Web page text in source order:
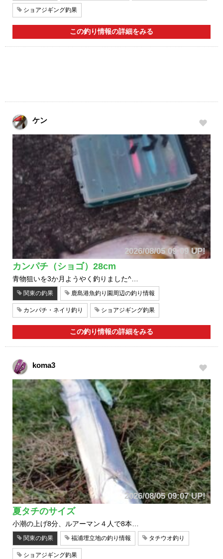
ショアジギング釣果
この釣り情報の詳細をみる
ケン
2026/08/05 09:09 UP!
カンパチ（ショゴ）28cm
青物狙いを3か月ようやく釣りました^…
関東の釣果 鹿島港魚釣り園周辺の釣り情報
カンパチ・ネイリ釣り ショアジギング釣果
この釣り情報の詳細をみる
koma3
2026/08/05 09:07 UP!
夏タチのサイズ
小潮の上げ8分、ルアーマン４人で8本…
関東の釣果 福浦埋立地の釣り情報 タチウオ釣り
ショアジギング釣果